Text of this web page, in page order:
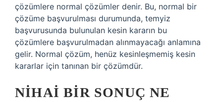
çözümlere normal çözümler denir. Bu, normal bir
çözüme başvurulması durumunda, temyiz
başvurusunda bulunulan kesin kararın bu
çözümlere başvurulmadan alınmayacağı anlamına
gelir. Normal çözüm, henüz kesinleşmemiş kesin
kararlar için tanınan bir çözümdür.
NIHAI BIR SONUÇ NE